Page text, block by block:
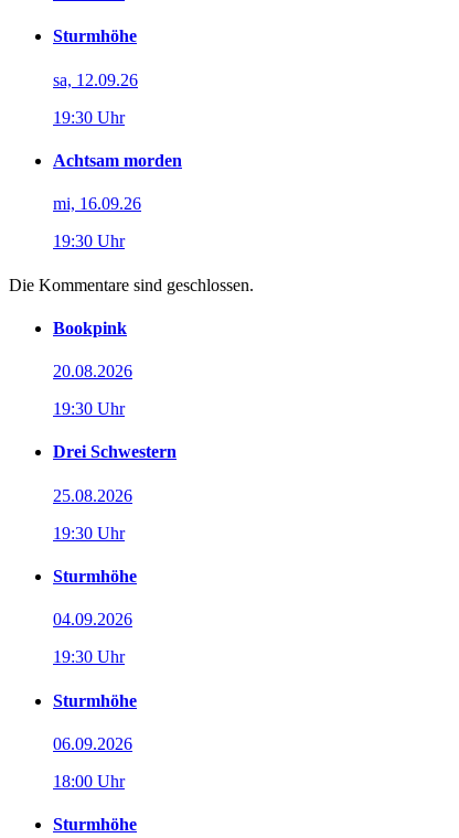
Sturmhöhe
sa, 12.09.26
19:30 Uhr
Achtsam morden
mi, 16.09.26
19:30 Uhr
Die Kommentare sind geschlossen.
Bookpink
20.08.2026
19:30 Uhr
Drei Schwestern
25.08.2026
19:30 Uhr
Sturmhöhe
04.09.2026
19:30 Uhr
Sturmhöhe
06.09.2026
18:00 Uhr
Sturmhöhe